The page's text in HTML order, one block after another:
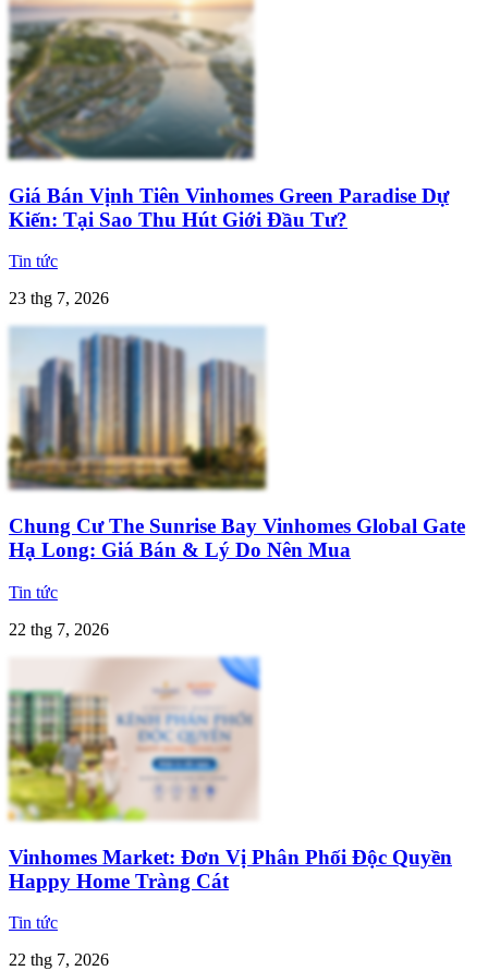
Giá Bán Vịnh Tiên Vinhomes Green Paradise Dự
Kiến: Tại Sao Thu Hút Giới Đầu Tư?
Tin tức
23 thg 7, 2026
Chung Cư The Sunrise Bay Vinhomes Global Gate
Hạ Long: Giá Bán & Lý Do Nên Mua
Tin tức
22 thg 7, 2026
Vinhomes Market: Đơn Vị Phân Phối Độc Quyền
Happy Home Tràng Cát
Tin tức
22 thg 7, 2026